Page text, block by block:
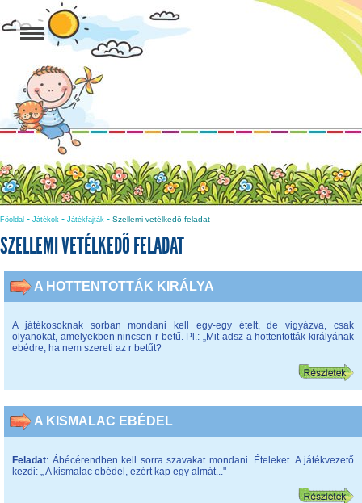
Főoldal - Játékok - Játékfajták - Szellemi vetélkedő feladat
SZELLEMI VETÉLKEDŐ FELADAT
A HOTTENTOTTÁK KIRÁLYA
A játékosoknak sorban mondani kell egy-egy ételt, de vigyázva, csak
olyanokat, amelyekben nincsen r betű. Pl.: „Mit adsz a hottentották királyának
ebédre, ha nem szereti az r betűt?
A KISMALAC EBÉDEL
Feladat: Ábécérendben kell sorra szavakat mondani. Ételeket. A játékvezető
kezdi: „ A kismalac ebédel, ezért kap egy almát..."